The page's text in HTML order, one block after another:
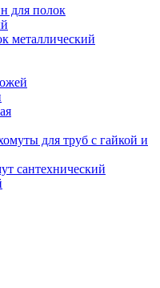
для полок
металлический
для труб с гайкой и
сантехнический